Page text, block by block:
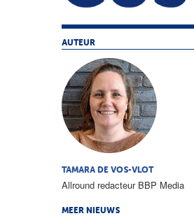
AUTEUR
TAMARA DE VOS-VLOT
Allround redacteur BBP Media
MEER NIEUWS